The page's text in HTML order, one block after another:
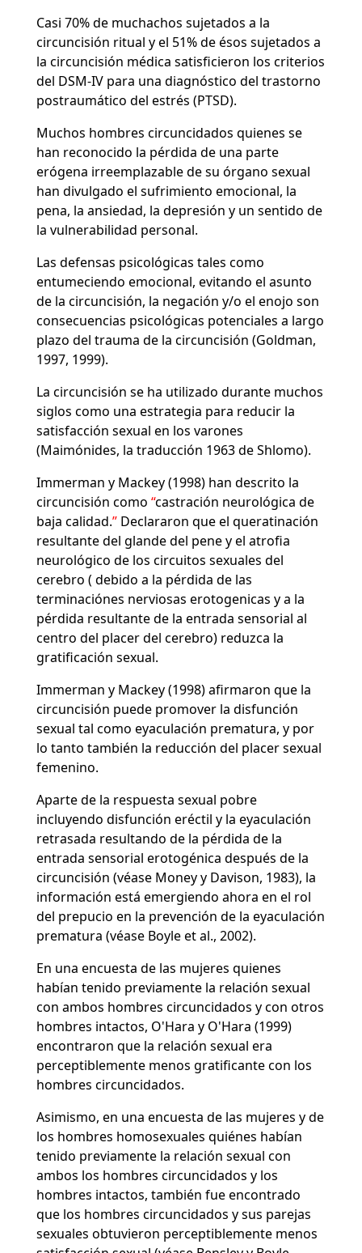
Casi 70% de muchachos sujetados a la
circuncisión ritual y el 51% de ésos sujetados a
la circuncisión médica satisficieron los criterios
del DSM-IV para una diagnóstico del trastorno
postraumático del estrés (PTSD).
Muchos hombres circuncidados quienes se
han reconocido la pérdida de una parte
erógena irreemplazable de su órgano sexual
han divulgado el sufrimiento emocional, la
pena, la ansiedad, la depresión y un sentido de
la vulnerabilidad personal.
Las defensas psicológicas tales como
entumeciendo emocional, evitando el asunto
de la circuncisión, la negación y/o el enojo son
consecuencias psicológicas potenciales a largo
plazo del trauma de la circuncisión (Goldman,
1997, 1999).
La circuncisión se ha utilizado durante muchos
siglos como una estrategia para reducir la
satisfacción sexual en los varones
(Maimónides, la traducción 1963 de Shlomo).
Immerman y Mackey (1998) han descrito la
circuncisión como castración neurológica de
baja calidad. Declararon que el queratinación
resultante del glande del pene y el atrofia
neurológico de los circuitos sexuales del
cerebro ( debido a la pérdida de las
terminaciónes nerviosas erotogenicas y a la
pérdida resultante de la entrada sensorial al
centro del placer del cerebro) reduzca la
gratificación sexual.
Immerman y Mackey (1998) afirmaron que la
circuncisión puede promover la disfunción
sexual tal como eyaculación prematura, y por
lo tanto también la reducción del placer sexual
femenino.
Aparte de la respuesta sexual pobre
incluyendo disfunción eréctil y la eyaculación
retrasada resultando de la pérdida de la
entrada sensorial erotogénica después de la
circuncisión (véase Money y Davison, 1983), la
información está emergiendo ahora en el rol
del prepucio en la prevención de la eyaculación
prematura (véase Boyle et al., 2002).
En una encuesta de las mujeres quienes
habían tenido previamente la relación sexual
con ambos hombres circuncidados y con otros
hombres intactos, O'Hara y O'Hara (1999)
encontraron que la relación sexual era
perceptiblemente menos gratificante con los
hombres circuncidados.
Asimismo, en una encuesta de las mujeres y de
los hombres homosexuales quiénes habían
tenido previamente la relación sexual con
ambos los hombres circuncidados y los
hombres intactos, también fue encontrado
que los hombres circuncidados y sus parejas
sexuales obtuvieron perceptiblemente menos